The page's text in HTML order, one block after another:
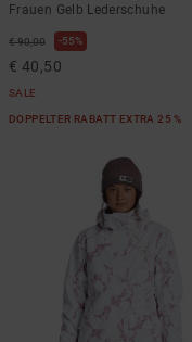
Frauen Gelb Lederschuhe
€ 90,00 55%
€ 40,50
SALE
DOPPELTER RABATT EXTRA 25 %